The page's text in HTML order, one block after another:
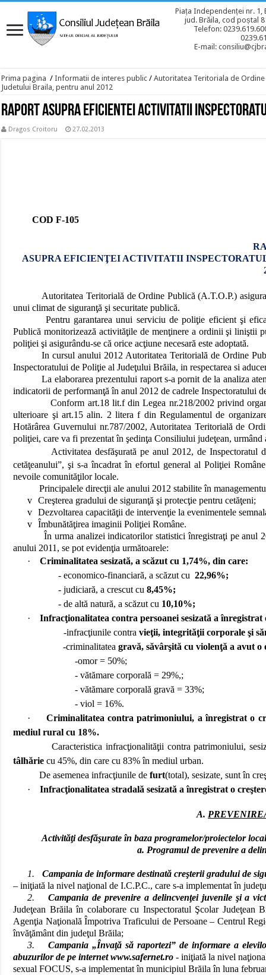
Piața Independenței nr. 1,
jud. Brăila, cod poștal
Telefon:
E-mail:
Prima pagina / Informatii de interes public / Autoritatea Teritoriala de Ordine
Judetului Braila, pentru anul 2012
Raport asupra eficientei activitatii
Dragos Croitoru 27.02.2013
COD F-105
ASUPRA EFICIENŢEI ACTIVITATII
Autoritatea Teritorială de Ordine Publică (A.T.O.P.)
unui climat de siguranţă şi securitate publică.
Pentru garantarea unui serviciu de poliţie eficient şi
Publică monitorizează activităţile de menţinere a ordinii şi liniştii
poliţiei şi asigurându-se că orice acţiune necesară este adoptată.
In cursul anului 2012 Autoritatea Teritorială de Ordine
Inspectoratului de Poliţie al Judeţului Brăila, in respectarea si
La elaborarea prezentului raport s-a pornit de la analiza
indicatorii de performanţă în anul 2012 de cadrele Inspectoratului
Conform art.18 lit.f din Legea nr.218/2002 privind
ulterioare şi art.15 alin. 2 litera f din Regulamentul de
Hotărârea Guvernului nr.787/2002, Autoritatea Teritorială de
poliţiei, care va fi prezentat în şedinţa Consiliului judeţean,
Activitatea desfăşurată pe anul 2012, de Inspectoratul
cetăţeanului”, şi s-a încadrat în efortul general al Poliţiei
nevoile comunităţilor locale.
Principalele direcţii ale anului 2012 stabilite în
v
Creşterea gradului de siguranţă şi protecţie pentru cetăţeni;
v
Dezvoltarea capacităţii de intervenţie la evenimentele
v
Îmbunătăţirea imaginii Poliţiei Române.
În urma analizei indicatorilor statistici înregistraţi pe anul
anului 2011, se pot evidenţia următoarele:
·
Criminalitatea sesizată, a scăzut cu 1,74%, din care:
- economico-financiară, a scăzut cu 22,96%;
- judiciară, a crescut cu8,45%;
- de altă natură, a scăzut cu 10,10%;
·
Infracţionalitatea contra persoanei sesizată a înregistrat
-infracţiunile contra vieţii, integrităţii corporale şi
-criminalitatea gravă, săvârşită cu violenţă a avut
-omor = 50%;
- vătămare corporală = 29%,;
- vătămare corporală gravă = 33%;
- viol = 16%.
·
Criminalitatea contra patrimoniului, a înregistrat o
mediul rural cu 18%.
Caracteristica infracţionalităţii contra patrimoniului,
tâlhărie cu 45%, din care cu 83% în mediul urban.
De asemenea infracţiunile defurt(total), sesizate sunt în
·
Infracţionalitatea stradală sesizată a înregistrat o
A.
Activităţi desfăşurate în baza programelor/proiectelor
a. Programul de prevenire a
1.
Campania de informare destinată creşterii gradului de
–iniţiată la nivel naţional de I.C.P.C., care s-a implementat în
2.
Campania de prevenire a delincvenţei juvenile şi a
Judeţean Brăila în colaborare cu Inspectoratul Şcolar
Agenţia Naţională Împotriva Traficului de Persoane – Centrul
învăţământ din judeţul Brăila;
3.
Campania „Învaţă să raportezi” de informare a
abuzurilor de pe internetwww.safernet.ro -iniţiată la nivel
sexual FOCUS, s-a implementat în municipiul Brăila în luna